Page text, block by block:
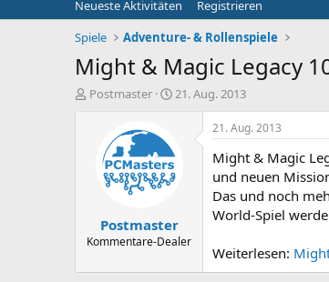
Neueste Aktivitäten
Registrieren
Spiele
Adventure- & Rollenspiele
Might & Magic Legacy
E
Postmaster
E
e
l
a
m
21. Aug. 2013
Postmaster
Kommentare-Dealer
21. Aug. 2013
Might & Magic
und neuen
Das und noch
World-Spiel
Weiterlesen: